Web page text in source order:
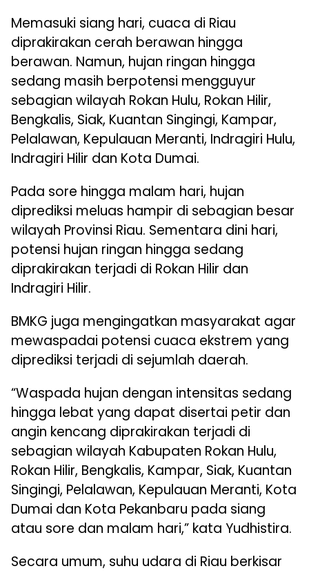
Memasuki siang hari, cuaca di Riau
diprakirakan cerah berawan hingga
berawan. Namun, hujan ringan hingga
sedang masih berpotensi mengguyur
sebagian wilayah Rokan Hulu, Rokan Hilir,
Bengkalis, Siak, Kuantan Singingi, Kampar,
Pelalawan, Kepulauan Meranti, Indragiri Hulu,
Indragiri Hilir dan Kota Dumai.
Pada sore hingga malam hari, hujan
diprediksi meluas hampir di sebagian besar
wilayah Provinsi Riau. Sementara dini hari,
potensi hujan ringan hingga sedang
diprakirakan terjadi di Rokan Hilir dan
Indragiri Hilir.
BMKG juga mengingatkan masyarakat agar
mewaspadai potensi cuaca ekstrem yang
diprediksi terjadi di sejumlah daerah.
“Waspada hujan dengan intensitas sedang
hingga lebat yang dapat disertai petir dan
angin kencang diprakirakan terjadi di
sebagian wilayah Kabupaten Rokan Hulu,
Rokan Hilir, Bengkalis, Kampar, Siak, Kuantan
Singingi, Pelalawan, Kepulauan Meranti, Kota
Dumai dan Kota Pekanbaru pada siang
atau sore dan malam hari,” kata Yudhistira.
Secara umum, suhu udara di Riau berkisar